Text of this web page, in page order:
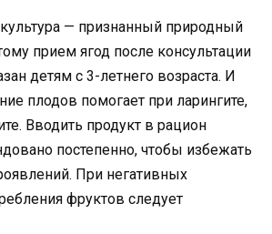
— признанный природный
прием ягод после консультации
детям с 3-летнего возраста. И
плодов помогает при ларингите,
Вводить продукт в рацион
постепенно, чтобы избежать
При негативных
фруктов следует